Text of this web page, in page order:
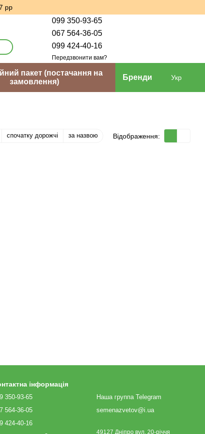
рр
099 350-93-65
067 564-36-05
099 424-40-16
Передзвонити вам?
пакет (постачання на
замовлення)
Бренди Укр
спочатку дорожчі за назвою Відображення:
інформація
350-93-65
564-36-05
424-40-16
Наша группа Telegram
semenazvetov@i.ua
49127 Дніпро вул. 20-річчя